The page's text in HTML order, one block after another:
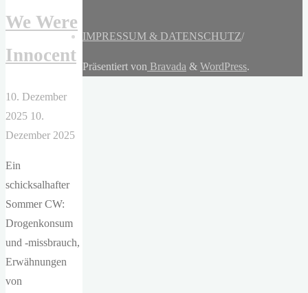
We Were
Innocent
10. Dezember
2025 10.
Dezember 2025
Ein
schicksalhafter
Sommer CW:
Drogenkonsum
und -missbrauch,
Erwähnungen
von
IMPRESSUM & DATENSCHUTZ/
Präsentiert von Bravada & WordPress.